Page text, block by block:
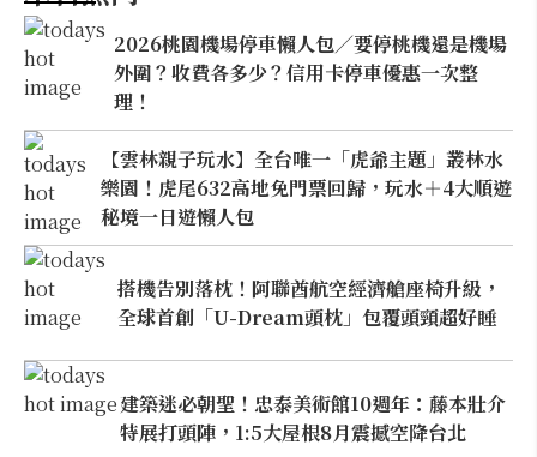
2026桃園機場停車懶人包／要停桃機還是機場
外圍？收費各多少？信用卡停車優惠一次整
理！
【雲林親子玩水】全台唯一「虎爺主題」叢林水
樂園！虎尾632高地免門票回歸，玩水＋4大順遊
秘境一日遊懶人包
搭機告別落枕！阿聯酋航空經濟艙座椅升級，
全球首創「U-Dream頭枕」包覆頭頸超好睡
建築迷必朝聖！忠泰美術館10週年：藤本壯介
特展打頭陣，1:5大屋根8月震撼空降台北